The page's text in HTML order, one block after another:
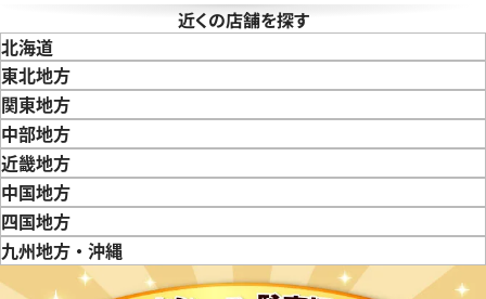
格
日時点の参考買取価格です
IWC ポートフィノ IW378303
※2024年7月27日時点の参考
近くの店舗を探す
北海道
東北地方
青森県岩手県
関東地方
東京都神奈川県
中部地方
新潟県富山県
近畿地方
三重県滋賀県
中国地方
鳥取県島根県
四国地方
徳島県香川県愛媛県
九州地方・沖縄
福岡県
佐賀県 長崎県 熊本県大分県宮崎県鹿児島県